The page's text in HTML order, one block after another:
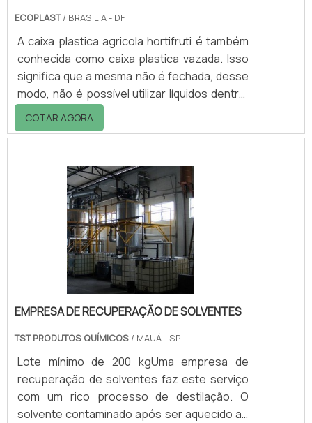
ECOPLAST/ BRASILIA - DF
A caixa plastica agricola hortifruti é também
conhecida como caixa plastica vazada. Isso
significa que a mesma não é fechada, desse
modo, não é possível utilizar líquidos dentro.
Estas aberturas são feitas em locais
específicos de modo que a qualidade da
comprometida. Logo este espaço que deixa
de ser preenchido com plástico permite uma
redução da quantidade de matéria prima
(geralmente Pead, polietileno de alta
densidade) utilizada na fabricação, assim seu
COTAR AGORA
EMPRESA DE RECUPERAÇÃO DE SOLVENTES
TST PRODUTOS QUÍMICOS / MAUÁ - SP
Lote mínimo de 200 kgUma empresa de
recuperação de solventes faz este serviço
com um rico processo de destilação. O
solvente contaminado após ser aquecido ao